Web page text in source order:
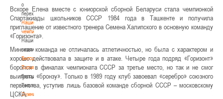
о
переходах
Наши
чемпионы
Наши
чемпионы
Белошапко
Татьяна
Белошапко
Татьяна
Сумникова
Вскоре Елена вместе с юниорской сборной Беларуси стала чемпионкой
Спартакиады школьников СССР 1984 года в Ташкенте и получила
приглашение от известного тренера Семена Халипского в основную команду
«Горизонта».
Минская команда не отличалась атлетичностью, но была с характером и
хорошо действовала в защите и в атаке. Четыре года подряд «Горизонт»
боролся в финалах чемпионата СССР за третье место, но так и не смог
выиграть «бронзу». Только в 1989 году клуб завоевал «серебро» союзного
первенства, уступив лишь базовой команде сборной СССР – московскому
ЦСКА.